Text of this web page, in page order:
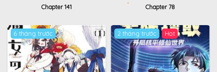
Sách Chạy Ra Ngoài
Rồi Phải Làm Sao Đây
Chapter 141
Út Của Các Nam
Chính Trong Tiểu
Thuyết Harem Ngược
U Ám
Chapter 78
6 tháng trước 2 tháng trước Hot